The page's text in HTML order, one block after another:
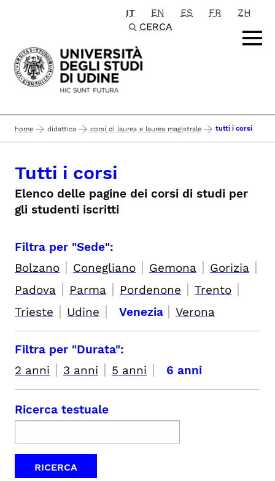
Passa al contenuto principale
IT EN ES FR
ZH
CERCA
home didattica corsi di laurea e laurea magistrale tutti i corsi
Tutti i corsi
Elenco delle pagine dei corsi di studi per
gli studenti iscritti
Filtra per "Sede":
Bolzano | Conegliano | Gemona | Gorizia |
Padova | Parma | Pordenone | Trento |
Trieste | Udine | Venezia | Verona
Filtra per "Durata":
2 anni | 3 anni | 5 anni | 6 anni
Ricerca testuale